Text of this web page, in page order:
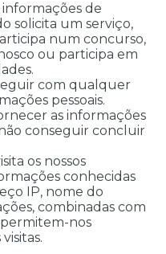
de
solicita um serviço,
num concurso,
ou participa em
com qualquer
pessoais.
as informações
conseguir concluir
os nossos
conhecidas
IP, nome do
combinadas com
nos